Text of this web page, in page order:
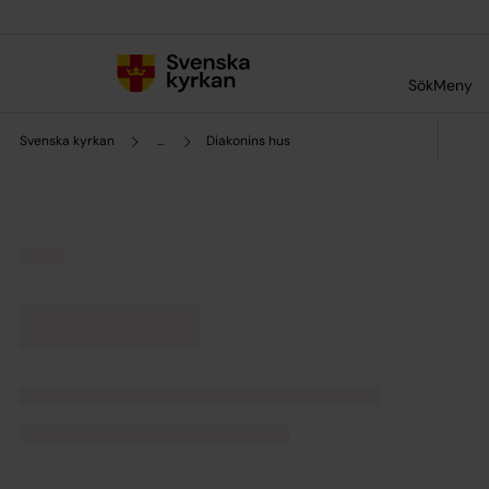
SökMeny
Svenska kyrkan ... Diakonins hus